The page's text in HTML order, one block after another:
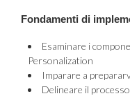
Fondamenti di
Esaminare i
Personalization
Imparare a
Delineare il